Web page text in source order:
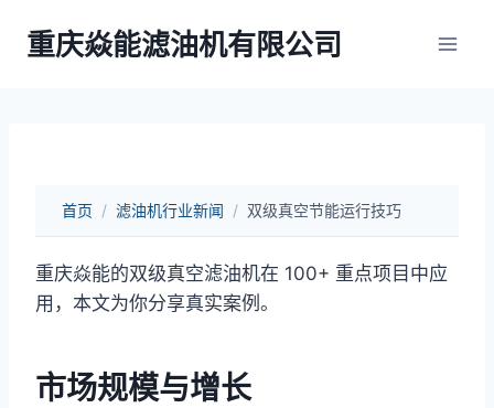
重庆焱能滤油机有限公司
首页 / 滤油机行业新闻 / 双级真空节能运行技巧
重庆焱能的双级真空滤油机在 100+ 重点项目中应
用，本文为你分享真实案例。
市场规模与增长